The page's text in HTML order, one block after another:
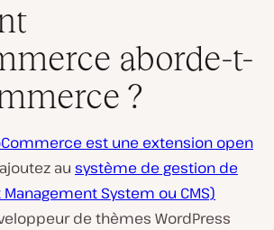
aborde-t-
?
est une extension open
au système de gestion de
System ou CMS)
de thèmes WordPress